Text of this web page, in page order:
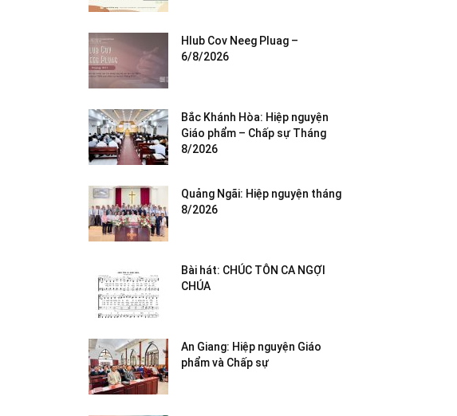
Hlub Cov Neeg Pluag –
6/8/2026
Bắc Khánh Hòa: Hiệp nguyện
Giáo phẩm – Chấp sự Tháng
8/2026
Quảng Ngãi: Hiệp nguyện tháng
8/2026
Bài hát: CHÚC TÔN CA NGỢI
CHÚA
An Giang: Hiệp nguyện Giáo
phẩm và Chấp sự